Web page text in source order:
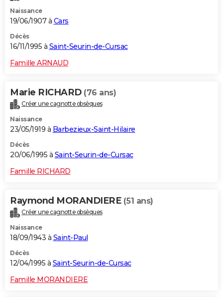
Naissance
19/06/1907 à Cars
Décès
16/11/1995 à Saint-Seurin-de-Cursac
Famille ARNAUD
Marie RICHARD (76 ans)
Créer une cagnotte obsèques
Naissance
23/05/1919 à Barbezieux-Saint-Hilaire
Décès
20/06/1995 à Saint-Seurin-de-Cursac
Famille RICHARD
Raymond MORANDIERE (51 ans)
Créer une cagnotte obsèques
Naissance
18/09/1943 à Saint-Paul
Décès
12/04/1995 à Saint-Seurin-de-Cursac
Famille MORANDIERE